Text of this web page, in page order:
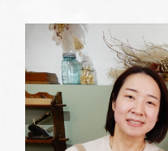
G.festaについて
デザイン事例
第2
※祝日
岡崎店
営業時間
定休日
火曜
※祝